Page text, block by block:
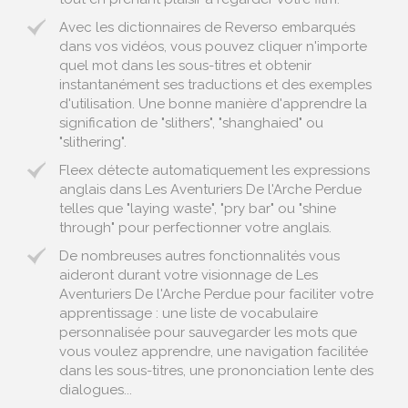
Avec les dictionnaires de Reverso embarqués
dans vos vidéos, vous pouvez cliquer n'importe
quel mot dans les sous-titres et obtenir
instantanément ses traductions et des exemples
d'utilisation. Une bonne manière d'apprendre la
signification de "slithers", "shanghaied" ou
"slithering".
Fleex détecte automatiquement les expressions
anglais dans Les Aventuriers De l'Arche Perdue
telles que "laying waste", "pry bar" ou "shine
through" pour perfectionner votre anglais.
De nombreuses autres fonctionnalités vous
aideront durant votre visionnage de Les
Aventuriers De l'Arche Perdue pour faciliter votre
apprentissage : une liste de vocabulaire
personnalisée pour sauvegarder les mots que
vous voulez apprendre, une navigation facilitée
dans les sous-titres, une prononciation lente des
dialogues...